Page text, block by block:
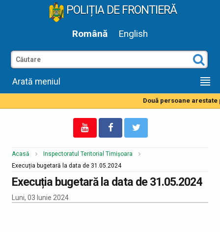
POLIȚIA DE FRONTIERĂ
Română English
Arată meniul
Două persoane
Acasă
Inspectoratul Teritorial Timișoara
Execuția bugetară la data de 31.05.2024
Execuția bugetară la data de 31.05.2024
Luni, 03 Iunie 2024